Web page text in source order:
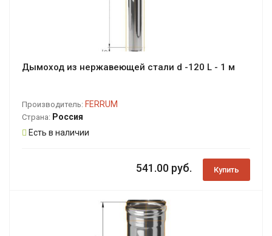
Дымоход из нержавеющей стали d -120 L - 1 м
Производитель: FERRUM
Страна: Россия
Есть в наличии
541.00 руб. Купить